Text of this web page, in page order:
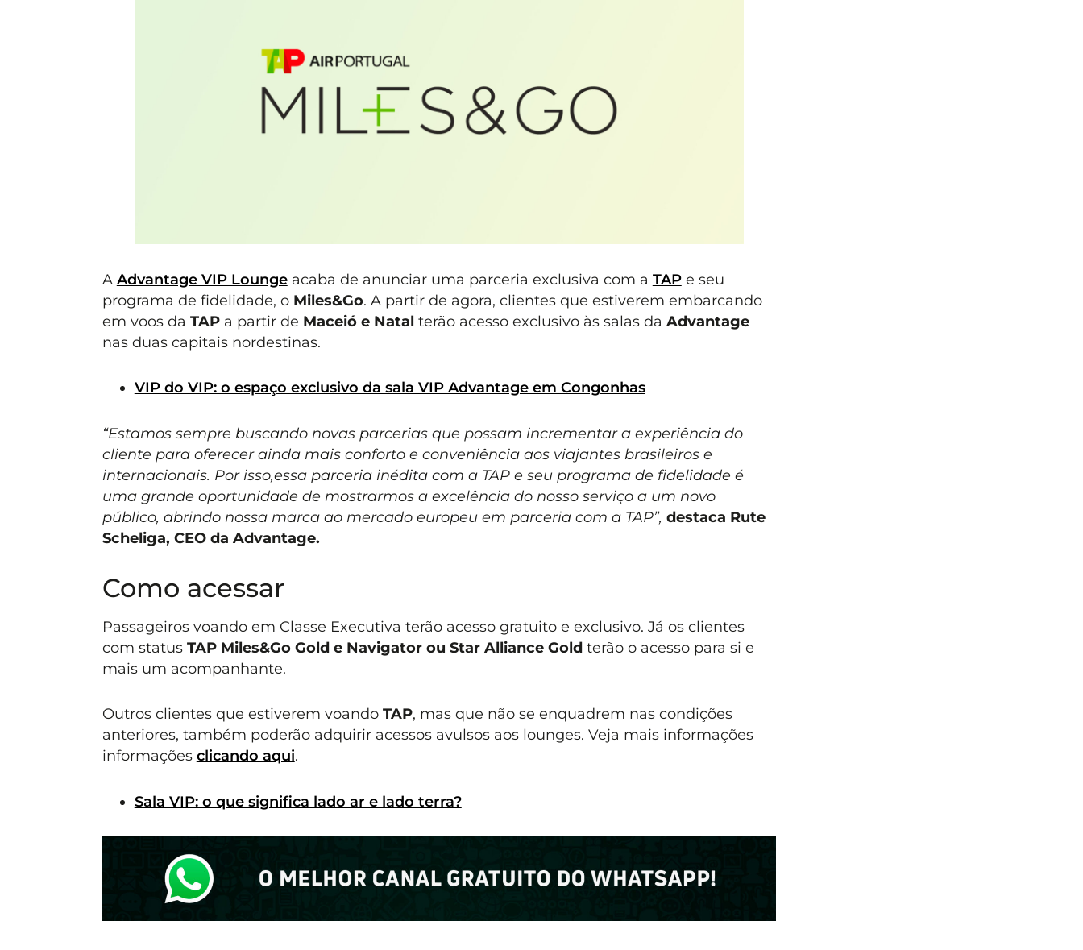
A Advantage VIP Loungeacaba de anunciar uma parceria exclusiva com a TAPe seu
programa de fidelidade, o Miles&Go. A partir de agora, clientes que estiverem embarcando
em voos da TAPa partir de Maceió e Natal terão acesso exclusivo às salas da Advantage
nas duas capitais nordestinas.
VIP do VIP: o espaço exclusivo da sala VIP Advantage em Congonhas
“Estamos sempre buscando novas parcerias que possam incrementar a experiência do
cliente para oferecer ainda mais conforto e conveniência aos viajantes brasileiros e
internacionais. Por isso,essa parceria inédita com a TAP e seu programa de fidelidade é
uma grande oportunidade de mostrarmos a excelência do nosso serviço a um novo
público, abrindo nossa marca ao mercado europeu em parceria com a TAP”, destaca Rute
Scheliga, CEO da Advantage.
Como acessar
Passageiros voando em Classe Executiva terão acesso gratuito e exclusivo. Já os clientes
com status TAP Miles&Go Gold e Navigator ou Star Alliance Gold terão o acesso para si e
mais um acompanhante.
Outros clientes que estiverem voando TAP, mas que não se enquadrem nas condições
anteriores, também poderão adquirir acessos avulsos aos lounges. Veja mais informações
informações clicando aqui.
Sala VIP: o que significa lado ar e lado terra?